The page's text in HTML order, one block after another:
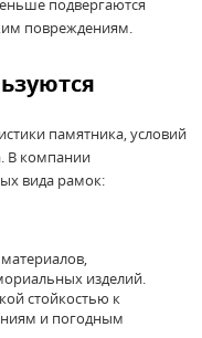
подвергаются
повреждениям.
памятника, условий
В компании
вида рамок:
изделий.
стойкостью к
и погодным